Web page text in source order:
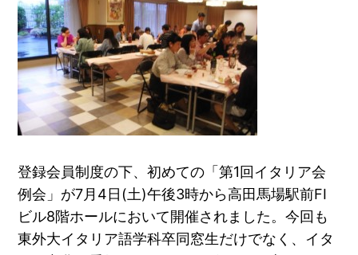
登録会員制度の下、初めての「第1回イタリア会
例会」が7月4日(土)午後3時から高田馬場駅前FI
ビル8階ホールにおいて開催されました。今回も
東外大イタリア語学科卒同窓生だけでなく、イタ